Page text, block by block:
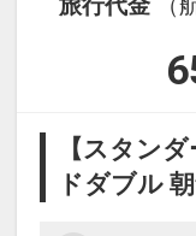
【スタン
ドダブル